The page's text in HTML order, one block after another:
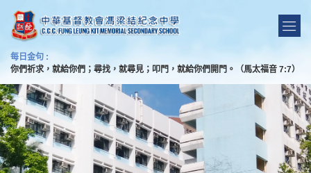
每日金句 :
你們祈求，就給你們；尋找，就尋見；叩門，就給你們開門。（馬太福音 7:7）